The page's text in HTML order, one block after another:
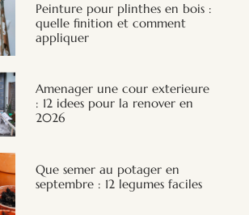
Peinture pour plinthes en bois :
quelle finition et comment
appliquer
Amenager une cour exterieure
: 12 idees pour la renover en
2026
Que semer au potager en
septembre : 12 legumes faciles